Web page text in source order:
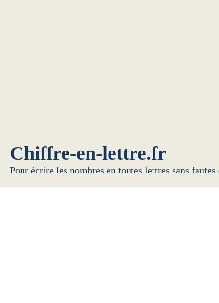
Chiffre-en-lettre.fr
Pour écrire les nombres en toutes lettres sans